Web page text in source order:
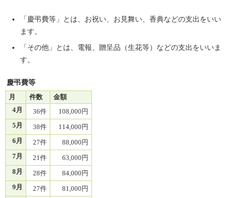
「慶弔費等」とは、お祝い、お見舞い、香典などの支出をいい
ます。
「その他」とは、電報、贈呈品（生花等）などの支出をいいま
す。
慶弔費等
月
件数
金額
4月
36件
108,000円
5月
38件
114,000円
6月
27件
88,000円
7月
21件
63,000円
8月
28件
84,000円
9月
27件
81,000円